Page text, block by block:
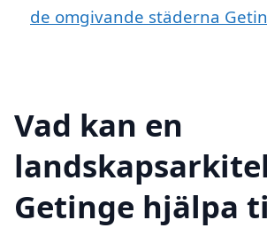
de omgivande städerna
Vad kan en
Getinge hjälpa